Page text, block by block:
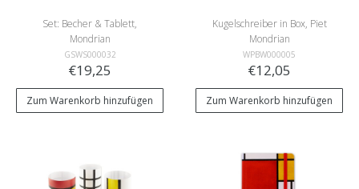
Set: Becher & Tablett,
Mondrian
GSWS000032
€19,25
Zum Warenkorb hinzufügen
Kugelschreiber in Box, Piet
Mondrian
WPBW000005
€12,05
Zum Warenkorb hinzufügen